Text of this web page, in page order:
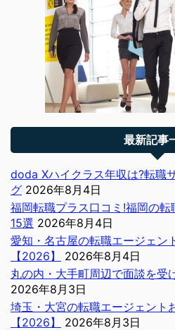
最新記事
doda Xハイクラス年収は?転職
グ 2026年8月4日
福岡転職プラス口コミ!福岡の
15選 2026年8月4日
愛知・名古屋の転職エージェン
【2026】
2026年8月4日
丸の内・大手町周辺で面談を受
2026年8月3日
埼玉・大宮の転職エージェント
【2026】
2026年8月3日